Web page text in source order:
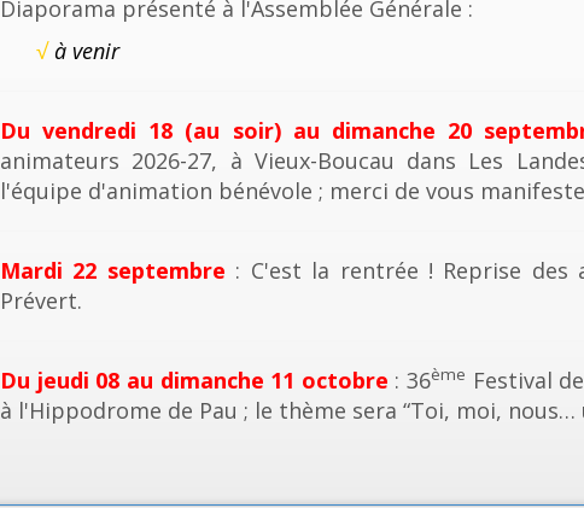
Diaporama présenté à l'Assemblée Générale :
√à venir
Du vendredi 18 (au soir) au dimanche 20
animateurs 2026-27, à Vieux-Boucau dans Les
l'équipe d'animation bénévole ; merci de vous
Mardi 22 septembre : C'est la rentrée ! Reprise
Prévert.
Du jeudi 08 au dimanche 11 octobre : 36ème Festival
à l'Hippodrome de Pau ; le thème sera “Toi, moi, nous…